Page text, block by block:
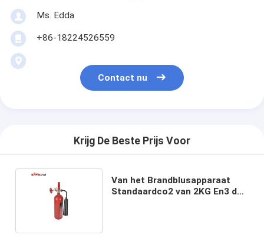
Ms. Edda
+86-18224526559
Contact nu
Krijg De Beste Prijs Voor
Van het Brandblusapparaat
Standaardco2 van 2KG En3 de